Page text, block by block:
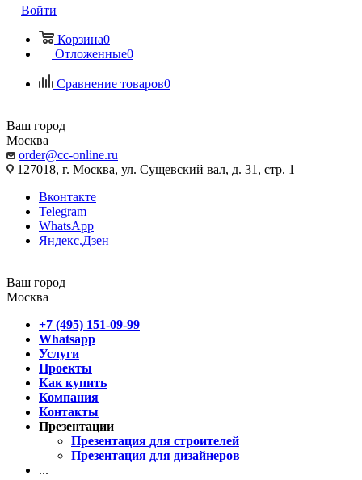
Войти
Корзина0
Отложенные0
Сравнение товаров0
Ваш город
Москва
order@cc-online.ru
127018, г. Москва, ул. Сущевский вал, д. 31, стр. 1
Вконтакте
Telegram
WhatsApp
Яндекс.Дзен
Ваш город
Москва
+7 (495) 151-09-99
Whatsapp
Услуги
Проекты
Как купить
Компания
Контакты
Презентации
Презентация для строителей
Презентация для дизайнеров
...